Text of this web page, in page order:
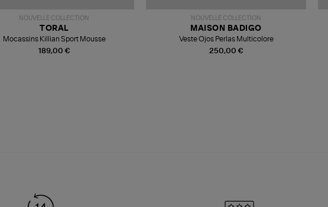
NOUVELLE COLLECTION
189,00 €
TORAL
Mocassins Killian Sport Mousse
NOUVELLE COLLECTION
250,00 €
MAISON BADIGO
Veste Ojos Perlas Multicolore